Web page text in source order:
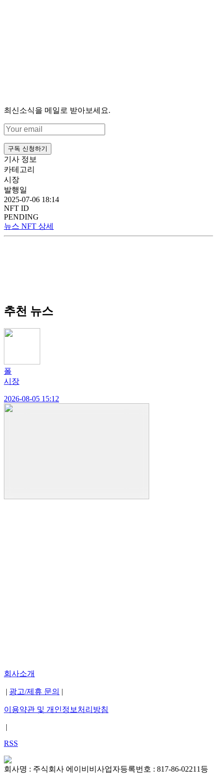
최신소식을 메일로 받아보세요.
구독 신청하기
기사 정보
카테고리
시장
발행일
2025-07-06 18:14
NFT ID
PENDING
뉴스 NFT 상세
추천 뉴스
폴
시장
2026-08-05 15:12
회사소개
광고/제휴 문의
이용약관 및 개인정보처리방침
RSS
회사명 : 주식회사 에이비비 사업자등록번호 : 817-86-02211등